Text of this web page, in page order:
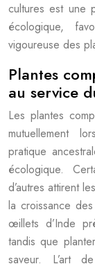
cultures est une
écologique,
vigoureuse des
Plantes
au service
Les plantes
mutuellement
pratique
écologique.
d’autres attirent
la croissance
œillets d’Inde
tandis que
saveur. L’art